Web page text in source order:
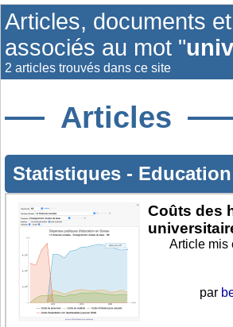
Articles, documents
associés au mot "
2 articles trouvés dans ce site
Articles
Statistiques -
Coûts des
Article mis
par